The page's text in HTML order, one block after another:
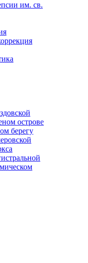
им. св.
острове
берегу